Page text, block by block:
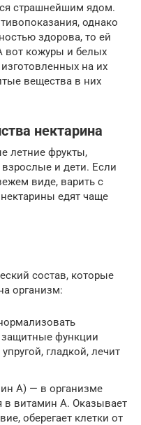
страшнейшим ядом.
однако
здорова, то ей
вот кожуры и белых
на их
вещества в них
нектарина
летние фрукты,
и дети. Если
виде, варить с
едят чаще
состав, которые
организм:
функции
гладкой, лечит
А) — в организме
в витамин А. Оказывает
оберегает клетки от